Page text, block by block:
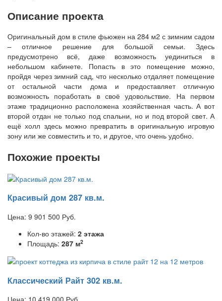
Описание проекта
Оригинальный дом в стиле фьюжен на 284 м2 с зимним садом
– отличное решение для большой семьи. Здесь
предусмотрено всё, даже возможность уединиться в
небольшом кабинете. Попасть в это помещение можно,
пройдя через зимний сад, что несколько отдаляет помещение
от остальной части дома и предоставляет отличную
возможность поработать в своё удовольствие. На первом
этаже традиционно расположена хозяйственная часть. А вот
второй отдан не только под спальни, но и под второй свет. А
ещё холл здесь можно превратить в оригинальную игровую
зону или же совместить и то, и другое, что очень удобно.
Похожие проекты
Красивый дом 287 кв.м.
Цена: 9 901 500 Руб.
Кол-во этажей: 2 этажа
Площадь: 287 м2
Классический Райт 302 кв.м.
Цена: 10 419 000 Руб.